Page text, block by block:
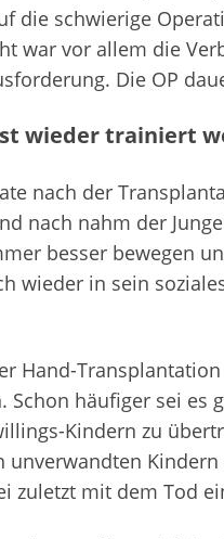
die schwierige
war vor allem die
Die OP
wieder trainiert
nach der
nach nahm der
besser bewegen
wieder in sein
Hand-
Schon häufiger sei es
Kindern zu
unverwandten
zuletzt mit dem Tod